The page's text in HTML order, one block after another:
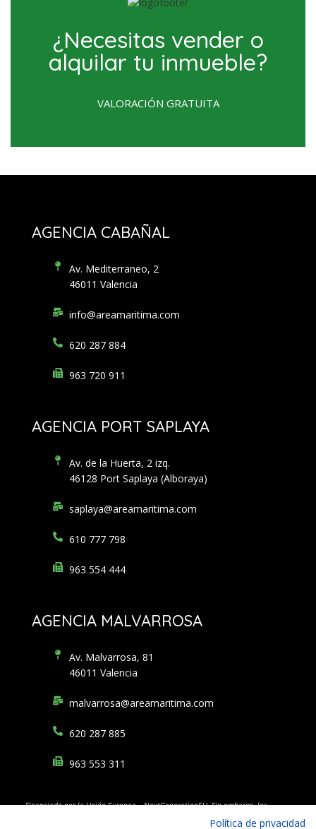
¿Necesitas vender o
alquilar tu inmueble?
VALORACIÓN GRATUITA
AGENCIA CABAÑAL
Av. Mediterraneo, 2
46011 Valencia
info@areamaritima.com
620 287 884
963 720 911
AGENCIA PORT SAPLAYA
Av. de la Huerta, 2 izq.
46128 Port Saplaya (Alboraya)
saplaya@areamaritima.com
610 777 798
963 554 444
AGENCIA MALVARROSA
Av. Malvarrosa, 81
46011 Valencia
malvarrosa@areamaritima.com
620 287 885
963 553 311
Financiado por la Unión Europea – NextGenerationEU. Sin embargo, los
necesariamente los de la Unión Europea o la Comisión
Política de privacidad